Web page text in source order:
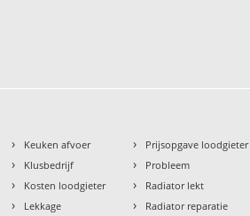
› Keuken afvoer
› Klusbedrijf
› Kosten loodgieter
› Lekkage
› Prijsopgave loodgieter
› Probleem
› Radiator lekt
› Radiator reparatie